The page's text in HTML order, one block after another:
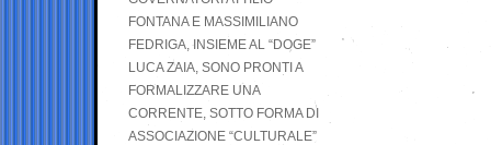
FONTANA E MASSIMILIANO
FEDRIGA, INSIEME AL “DOGE”
LUCA ZAIA, SONO PRONTI A
FORMALIZZARE UNA
CORRENTE, SOTTO FORMA DI
ASSOCIAZIONE “CULTURALE”